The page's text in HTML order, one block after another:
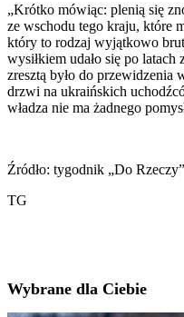
„Krótko mówiąc: plenią się
ze wschodu tego kraju, które
który to rodzaj wyjątkowo
wysiłkiem udało się po
zresztą było do przewidzenia
drzwi na ukraińskich
władza nie ma żadnego
Źródło: tygodnik „Do Rzeczy”
TG
Wybrane dla Ciebie